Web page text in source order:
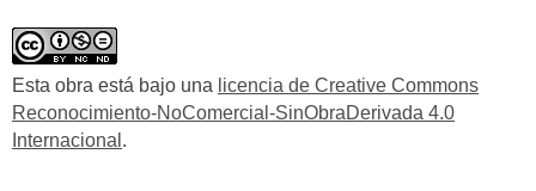
Esta obra está bajo una licencia de Creative Commons
Reconocimiento-NoComercial-SinObraDerivada 4.0
Internacional .